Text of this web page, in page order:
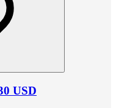
USD